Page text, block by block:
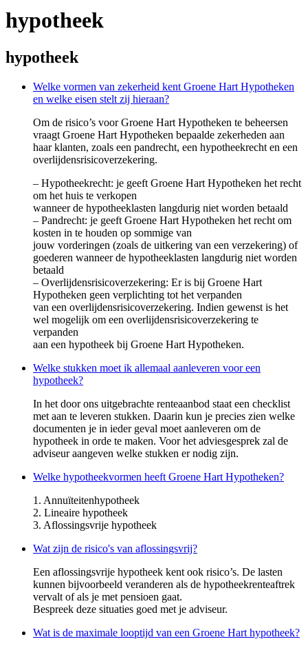
hypotheek
hypotheek
Welke vormen van zekerheid kent Groene Hart Hypotheken
en welke eisen stelt zij hieraan?
Om de risico’s voor Groene Hart Hypotheken te beheersen
vraagt Groene Hart Hypotheken bepaalde zekerheden aan
haar klanten, zoals een pandrecht, een hypotheekrecht en een
overlijdensrisicoverzekering.
– Hypotheekrecht: je geeft Groene Hart Hypotheken het recht
om het huis te verkopen
wanneer de hypotheeklasten langdurig niet worden betaald
– Pandrecht: je geeft Groene Hart Hypotheken het recht om
kosten in te houden op sommige van
jouw vorderingen (zoals de uitkering van een verzekering) of
goederen wanneer de hypotheeklasten langdurig niet worden
betaald
– Overlijdensrisicoverzekering: Er is bij Groene Hart
Hypotheken geen verplichting tot het verpanden
van een overlijdensrisicoverzekering. Indien gewenst is het
wel mogelijk om een overlijdensrisicoverzekering te
verpanden
aan een hypotheek bij Groene Hart Hypotheken.
Welke stukken moet ik allemaal aanleveren voor een
hypotheek?
In het door ons uitgebrachte renteaanbod staat een checklist
met aan te leveren stukken. Daarin kun je precies zien welke
documenten je in ieder geval moet aanleveren om de
hypotheek in orde te maken. Voor het adviesgesprek zal de
adviseur aangeven welke stukken er nodig zijn.
Welke hypotheekvormen heeft Groene Hart Hypotheken?
1. Annuïteitenhypotheek
2. Lineaire hypotheek
3. Aflossingsvrije hypotheek
Wat zijn de risico's van aflossingsvrij?
Een aflossingsvrije hypotheek kent ook risico’s. De lasten
kunnen bijvoorbeeld veranderen als de hypotheekrenteaftrek
vervalt of als je met pensioen gaat.
Bespreek deze situaties goed met je adviseur.
Wat is de maximale looptijd van een Groene Hart hypotheek?